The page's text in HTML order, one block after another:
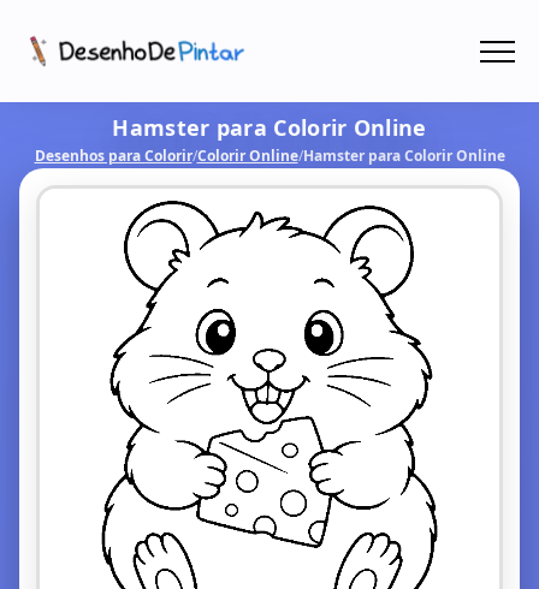
Coletâneas de Desenhos - PDF
Colorir Online
CRIAR COM IA!
Hamster para Colorir Online
Desenhos para Colorir/Colorir Online/Hamster para Colorir Online